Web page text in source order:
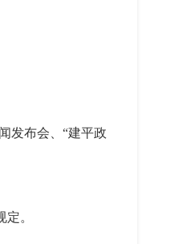
发布会、“建平政
。